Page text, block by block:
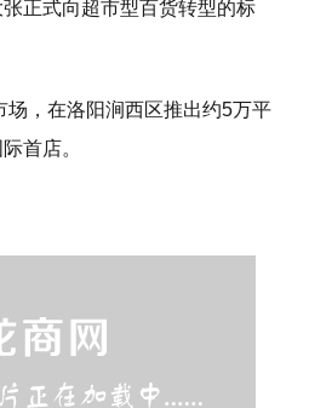
正式向超市型百货转型的标
场，在洛阳涧西区推出约5万平
首店。